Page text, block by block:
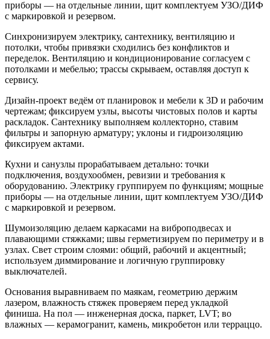
приборы — на отдельные линии, щит комплектуем УЗО/ДИФ
с маркировкой и резервом.
Синхронизируем электрику, сантехнику, вентиляцию и
потолки, чтобы привязки сходились без конфликтов и
переделок. Вентиляцию и кондиционирование согласуем с
потолками и мебелью; трассы скрываем, оставляя доступ к
сервису.
Дизайн‑проект ведём от планировок и мебели к 3D и рабочим
чертежам; фиксируем узлы, высоты чистовых полов и карты
раскладок. Сантехнику выполняем коллекторно, ставим
фильтры и запорную арматуру; уклоны и гидроизоляцию
фиксируем актами.
Кухни и санузлы прорабатываем детально: точки
подключения, воздухообмен, ревизии и требования к
оборудованию. Электрику группируем по функциям; мощные
приборы — на отдельные линии, щит комплектуем УЗО/ДИФ
с маркировкой и резервом.
Шумоизоляцию делаем каркасами на виброподвесах и
плавающими стяжками; швы герметизируем по периметру и в
узлах. Свет строим слоями: общий, рабочий и акцентный;
используем диммирование и логичную группировку
выключателей.
Основания выравниваем по маякам, геометрию держим
лазером, влажность стяжек проверяем перед укладкой
финиша. На пол — инженерная доска, паркет, LVT; во
влажных — керамогранит, камень, микробетон или терраццо.